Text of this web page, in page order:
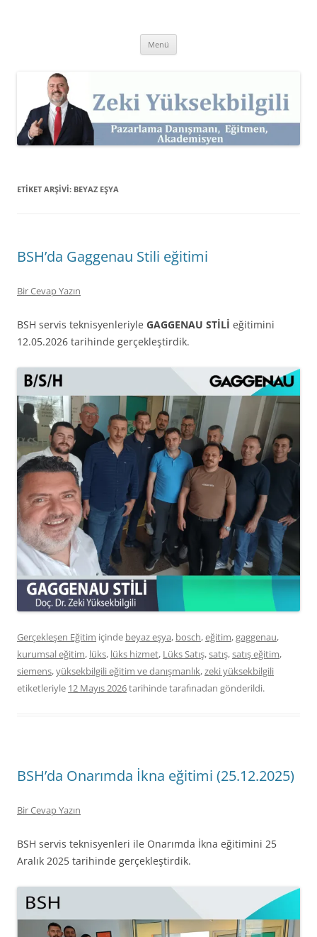
Kişisel Web Sitesi.
Menü
ETIKET ARŞIVI: BEYAZ EŞYA
BSH’da Gaggenau Stili eğitimi
Bir Cevap Yazın
BSH servis teknisyenleriyle GAGGENAU STİLİ eğitimini
12.05.2026 tarihinde gerçekleştirdik.
Gerçekleşen Eğitim içinde beyaz eşya, bosch,eğitim,gaggenau,
kurumsal eğitim, lüks, lüks hizmet, Lüks Satış,satış,satış eğitim,
siemens,yüksekbilgili eğitim ve danışmanlık,zeki yüksekbilgili
etiketleriyle 12 Mayıs 2026tarihindetarafınadan gönderildi.
BSH’da Onarımda İkna eğitimi (25.12.2025)
Bir Cevap Yazın
BSH servis teknisyenleri ile Onarımda İkna eğitimini 25
Aralık 2025 tarihinde gerçekleştirdik.